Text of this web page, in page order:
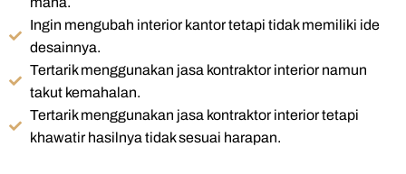
Ingin mengubah interior kantor tetapi tidak memiliki ide
desainnya.
Tertarik menggunakan jasa kontraktor interior namun
takut kemahalan.
Tertarik menggunakan jasa kontraktor interior tetapi
khawatir hasilnya tidak sesuai harapan.